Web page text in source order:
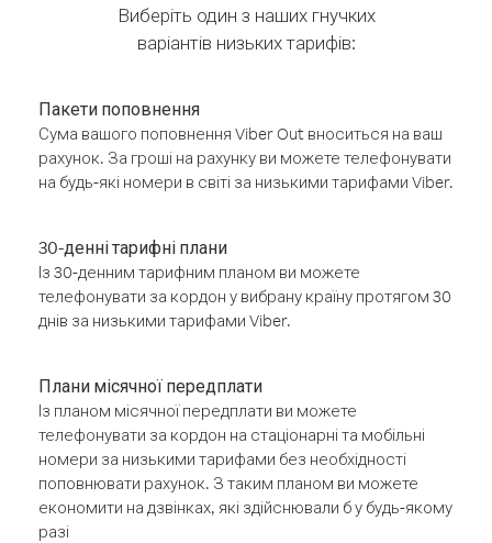
Виберіть один з наших гнучких
варіантів низьких тарифів:
Пакети поповнення
Сума вашого поповнення Viber Out вноситься на ваш
рахунок. За гроші на рахунку ви можете телефонувати
на будь-які номери в світі за низькими тарифами Viber.
30-денні тарифні плани
Із 30-денним тарифним планом ви можете
телефонувати за кордон у вибрану країну протягом 30
днів за низькими тарифами Viber.
Плани місячної передплати
Із планом місячної передплати ви можете
телефонувати за кордон на стаціонарні та мобільні
номери за низькими тарифами без необхідності
поповнювати рахунок. З таким планом ви можете
економити на дзвінках, які здійснювали б у будь-якому
разі